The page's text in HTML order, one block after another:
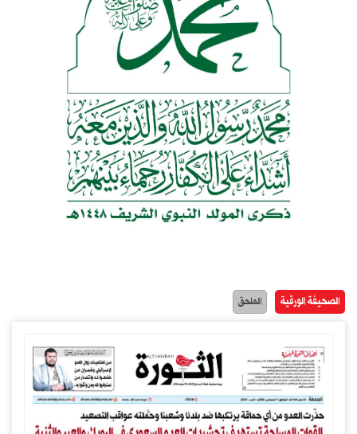
الصحيفة الورقية الملحق